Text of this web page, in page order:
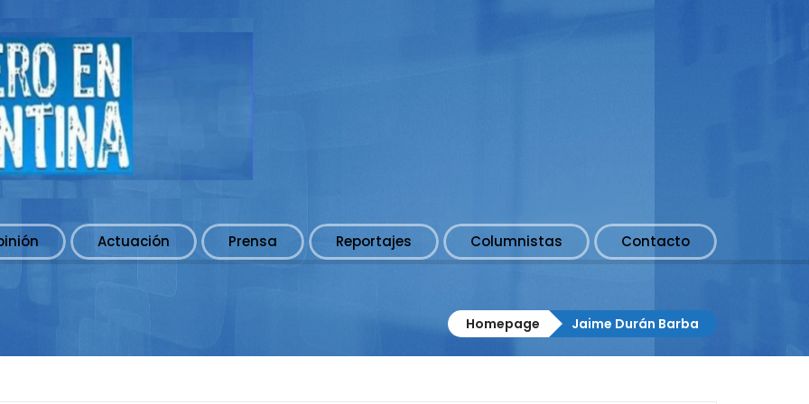
Actuación Prensa Reportajes Columnistas Contacto
Homepage Jaime Durán Barba